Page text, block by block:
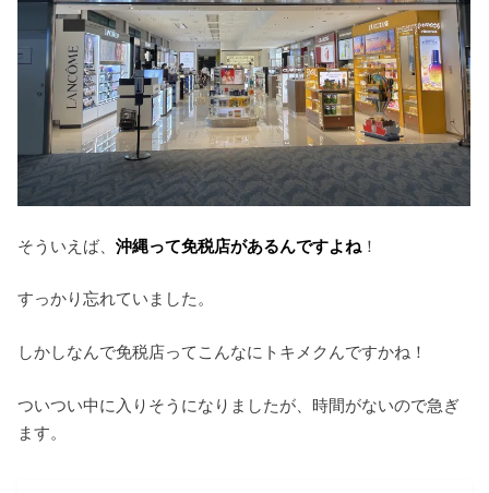
そういえば、沖縄って免税店があるんですよね ！
すっかり忘れていました。
しかしなんで免税店ってこんなにトキメクんですかね！
ついつい中に入りそうになりましたが、時間がないので急ぎ
ます。